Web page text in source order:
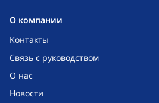
O компании
Контакты
Связь с руководством
О нас
Новости